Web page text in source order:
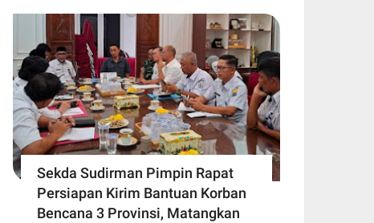
Sekda Sudirman Pimpin Rapat
Persiapan Kirim Bantuan Korban
Bencana 3 Provinsi, Matangkan